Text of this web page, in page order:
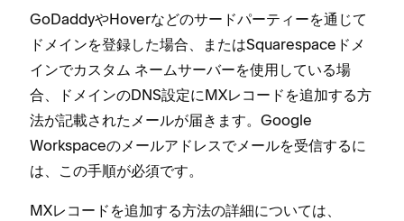
GoDaddyやHoverなどのサ⁠ードパ⁠ーテ⁠ィ⁠ーを通じて
ドメインを登録した場合⁠、またはSquarespaceドメ
インでカスタム ネ⁠ームサ⁠ーバ⁠ーを使用している場
合⁠、ドメインのDNS設定にMXレコ⁠ードを追加する方
法が記載されたメ⁠ールが届きます⁠。Google
Workspaceのメ⁠ールアドレスでメ⁠ールを受信するに
は⁠、この手順が必須です⁠。
MXレコ⁠ードを追加する方法の詳細については⁠、